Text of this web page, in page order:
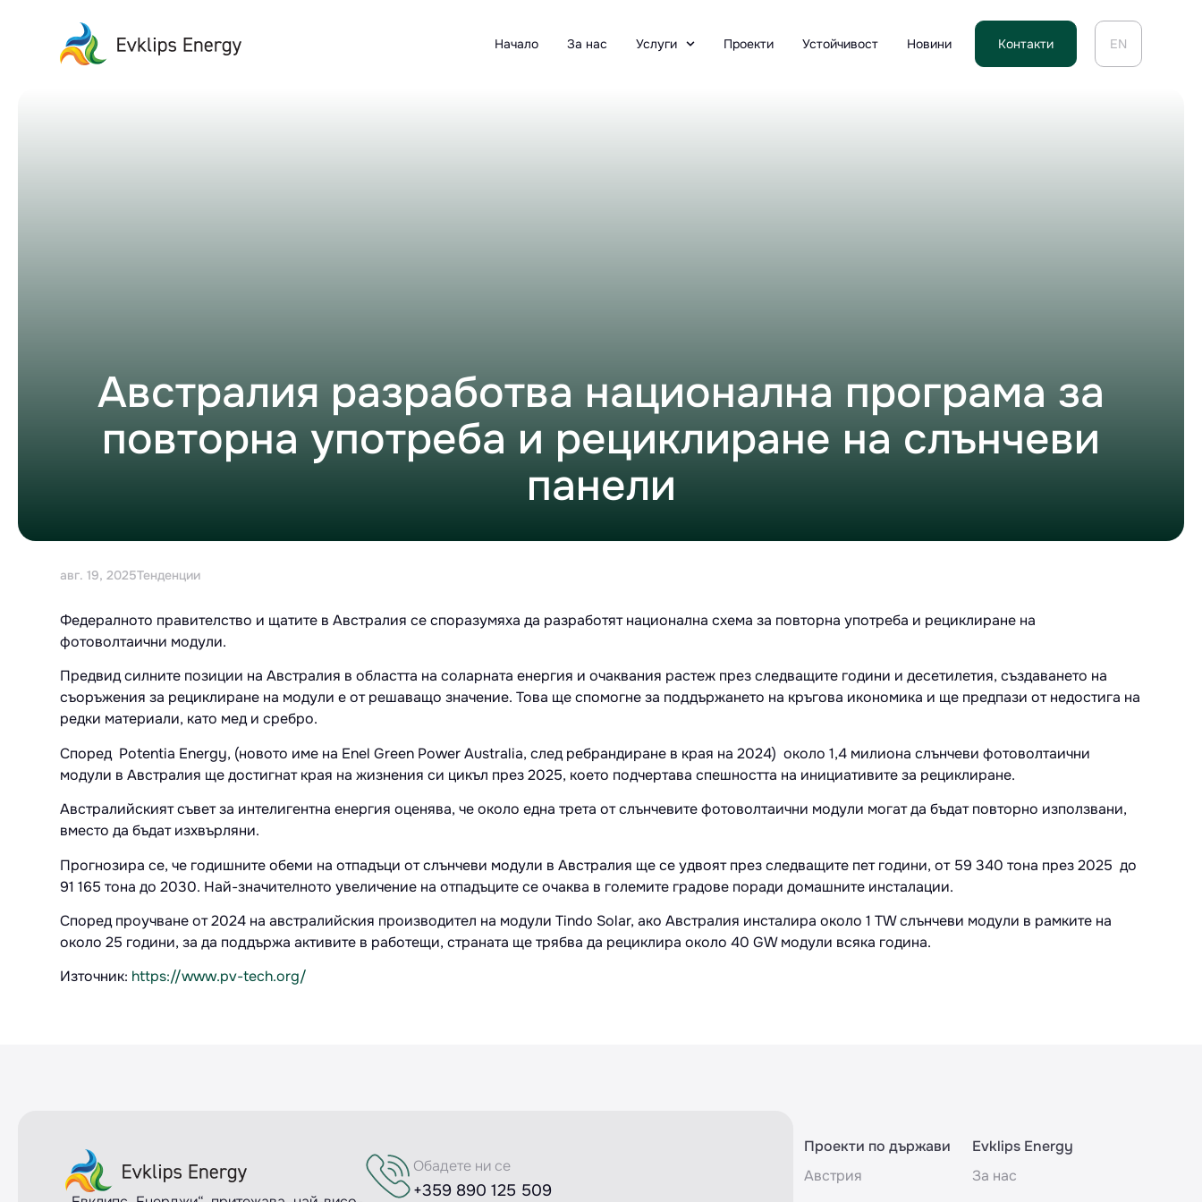
Начало За нас Услуги Проекти Устойчивост Новини Контакти EN
Австралия разработва национална програма за
повторна употреба и рециклиране на слънчеви
панели
авг. 19, 2025Тенденции
Федералното правителство и щатите в Австралия се споразумяха да разработят национална схема за повторна употреба и рециклиране на
фотоволтаични модули.
Предвид силните позиции на Австралия в областта на соларната енергия и очаквания растеж през следващите години и десетилетия, създаването на
съоръжения за рециклиране на модули е от решаващо значение. Това ще спомогне за поддържането на кръгова икономика и ще предпази от недостига на
редки материали, като мед и сребро.
Според Potentia Energy, (новото име на Enel Green Power Australia, след ребрандиране в края на 2024) около 1,4 милиона слънчеви фотоволтаични
модули в Австралия ще достигнат края на жизнения си цикъл през 2025, което подчертава спешността на инициативите за рециклиране.
Австралийският съвет за интелигентна енергия оценява, че около една трета от слънчевите фотоволтаични модули могат да бъдат повторно използвани,
вместо да бъдат изхвърляни.
Прогнозира се, че годишните обеми на отпадъци от слънчеви модули в Австралия ще се удвоят през следващите пет години, от 59 340 тона през 2025 до
91 165 тона до 2030. Най-значителното увеличение на отпадъците се очаква в големите градове поради домашните инсталации.
Според проучване от 2024 на австралийския производител на модули Tindo Solar, ако Австралия инсталира около 1 TW слънчеви модули в рамките на
около 25 години, за да поддържа активите в работещи, страната ще трябва да рециклира около 40 GW модули всяка година.
Източник: https://www.pv-tech.org/
Обадете ни се
+359 890 125 509
Проекти по държави
Австрия
Evklips Energy
За нас